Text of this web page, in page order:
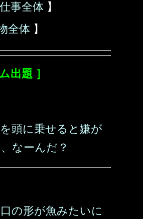
事全体 】
全体 】
出題 ］
頭に乗せると嫌が
なーんだ？
の形が魚みたいに